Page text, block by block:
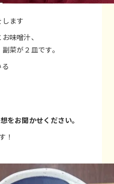
ます
味噌汁、
菜が２皿です。
をお聞かせください。
！